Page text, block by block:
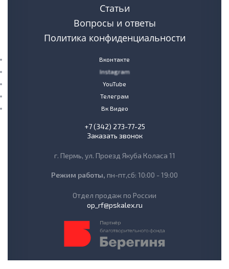
Статьи
Вопросы и ответы
Политика конфиденциальности
Вконтакте
Instagram
YouTube
Телеграм
Вк Видео
+7 (342) 273-77-25
Заказать звонок
г. Пермь, ул. Проезд Якуба Коласа 11
Режим работы, пн-пт,сб: 10:00 - 19:00
Отдел продаж по России
op_rf@pskalex.ru